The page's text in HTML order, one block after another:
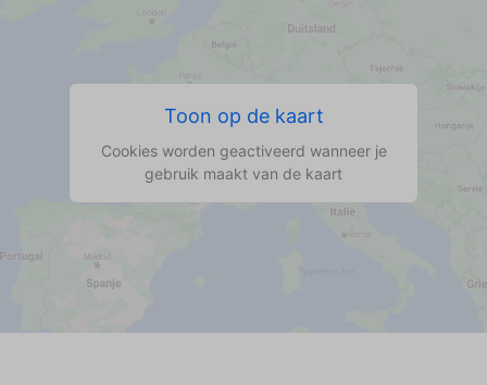
Toon op de kaart
Cookies worden geactiveerd wanneer je
gebruik maakt van de kaart